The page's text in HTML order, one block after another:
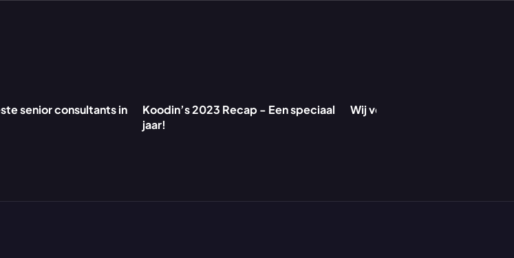
senior consultants in
Koodin’s 2023 Recap - Een speciaal
jaar!
Wij verkopen altijd ‘ja’